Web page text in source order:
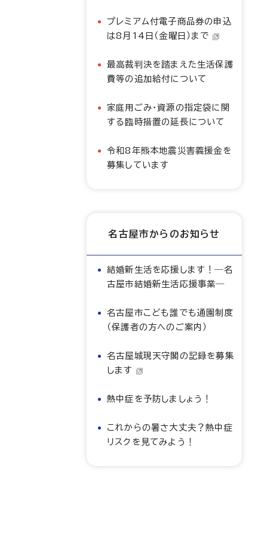
プレミアム付電子商品券の申込
は8月14日（金曜日）まで
最高裁判決を踏まえた生活保護
費等の追加給付について
家庭用ごみ・資源の指定袋に関
する臨時措置の延長について
令和8年熊本地震災害義援金を
募集しています
名古屋市からのお知らせ
結婚新生活を応援します！―名
古屋市結婚新生活応援事業―
名古屋市こども誰でも通園制度
（保護者の方へのご案内）
名古屋城現天守閣の記録を募集
します
熱中症を予防しましょう！
これからの暑さ大丈夫？熱中症
リスクを見てみよう！